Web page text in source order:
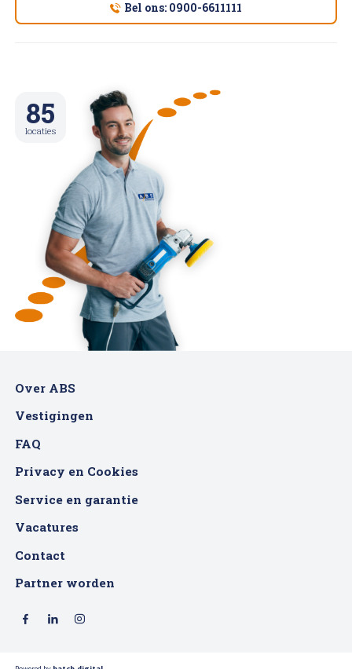
85
locaties
Bel ons: 0900-6611111
Over ABS
Vestigingen
FAQ
Privacy en Cookies
Service en garantie
Vacatures
Contact
Partner worden